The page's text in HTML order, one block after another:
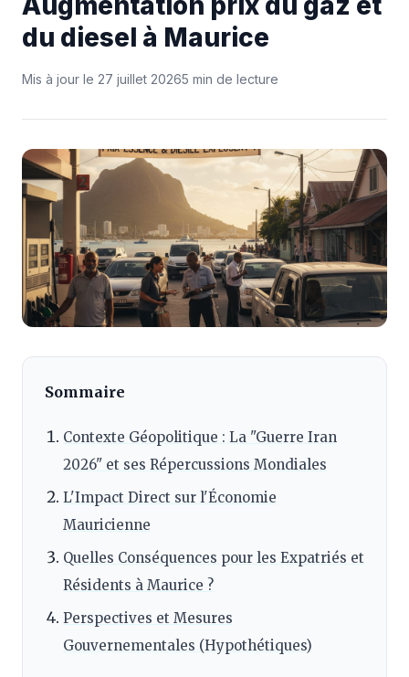
du diesel à Maurice
Mis à jour le 27 juillet 20265 min de lecture
Sommaire
Contexte Géopolitique : La "Guerre Iran
2026" et ses Répercussions Mondiales
L'Impact Direct sur l'Économie
Mauricienne
Quelles Conséquences pour les Expatriés et
Résidents à Maurice ?
Perspectives et Mesures
Gouvernementales (Hypothétiques)